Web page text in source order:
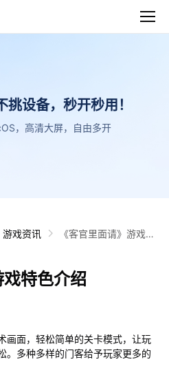
设备，秒开秒用！
，高清大屏，自由多开
游戏资讯
《客官里面请》游戏特
戏特色介绍
画面，轻松简单的关卡模式，让玩
。多种多样的门客给予玩家更多的